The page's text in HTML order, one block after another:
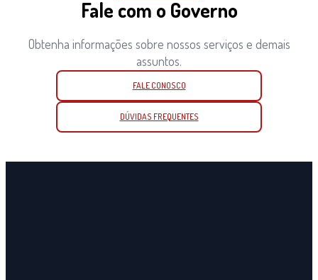
Fale com o Governo
Obtenha informações sobre nossos serviços e demais
assuntos.
FALE CONOSCO
DÚVIDAS FREQUENTES